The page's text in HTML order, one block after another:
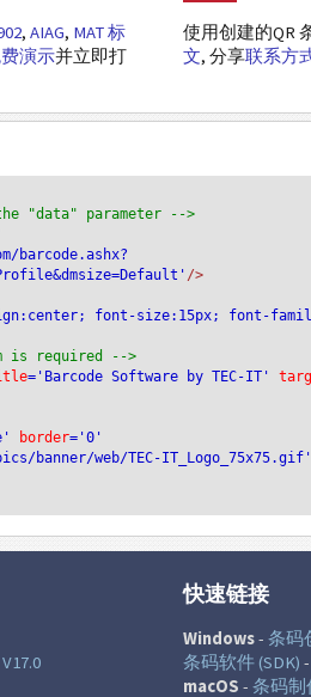
, AIAG, MAT 标
演示并立即打
使用创建的QR
文, 分享联系方
"data" parameter -->
/>
font-size:15px; font-
is required -->
='Barcode Software by TEC-IT'
border='0'
banner/web/TEC-
快速链接
Windows- 条码
条码软件 (SDK) -
macOS - 条码制